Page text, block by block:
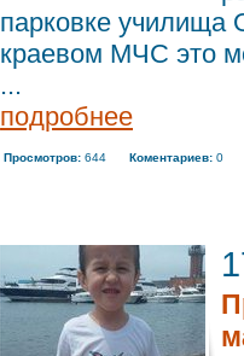
парковке училища
краевом МЧС это
...
подробнее
Просмотров: 644 Коментариев: 0